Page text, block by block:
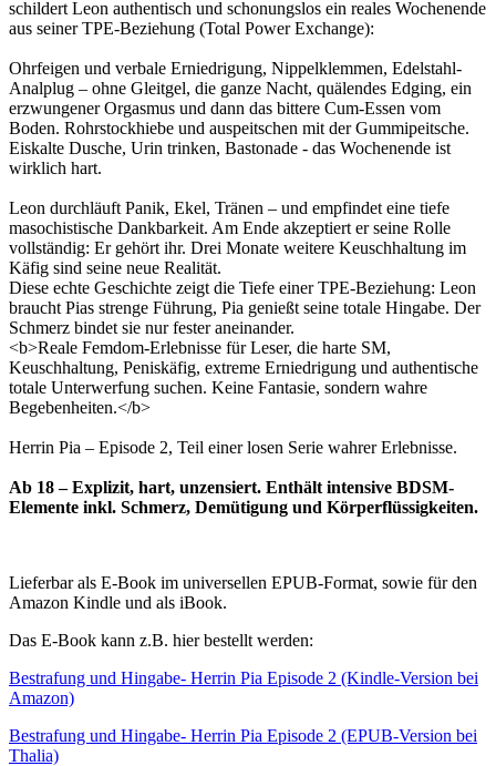
schildert Leon authentisch und schonungslos ein reales Wochenende
aus seiner TPE-Beziehung (Total Power Exchange):
Ohrfeigen und verbale Erniedrigung, Nippelklemmen, Edelstahl-
Analplug – ohne Gleitgel, die ganze Nacht, quälendes Edging, ein
erzwungener Orgasmus und dann das bittere Cum-Essen vom
Boden. Rohrstockhiebe und auspeitschen mit der Gummipeitsche.
Eiskalte Dusche, Urin trinken, Bastonade - das Wochenende ist
wirklich hart.
Leon durchläuft Panik, Ekel, Tränen – und empfindet eine tiefe
masochistische Dankbarkeit. Am Ende akzeptiert er seine Rolle
vollständig: Er gehört ihr. Drei Monate weitere Keuschhaltung im
Käfig sind seine neue Realität.
Diese echte Geschichte zeigt die Tiefe einer TPE-Beziehung: Leon
braucht Pias strenge Führung, Pia genießt seine totale Hingabe. Der
Schmerz bindet sie nur fester aneinander.
<b>Reale Femdom-Erlebnisse für Leser, die harte SM,
Keuschhaltung, Peniskäfig, extreme Erniedrigung und authentische
totale Unterwerfung suchen. Keine Fantasie, sondern wahre
Begebenheiten.</b>
Herrin Pia – Episode 2, Teil einer losen Serie wahrer Erlebnisse.
Ab 18 – Explizit, hart, unzensiert. Enthält intensive BDSM-
Elemente inkl. Schmerz, Demütigung und Körperflüssigkeiten.
Lieferbar als E-Book im universellen EPUB-Format, sowie für den
Amazon Kindle und als iBook.
Das E-Book kann z.B. hier bestellt werden:
Bestrafung und Hingabe- Herrin Pia Episode 2 (Kindle-Version bei
Amazon)
Bestrafung und Hingabe- Herrin Pia Episode 2 (EPUB-Version bei
Thalia)